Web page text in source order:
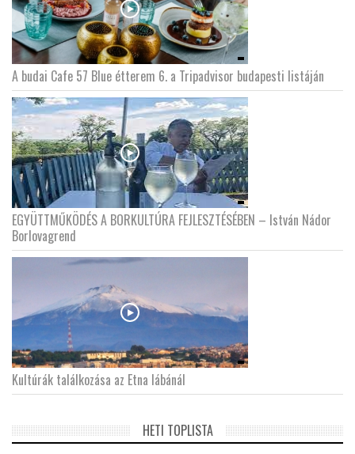
A budai Cafe 57 Blue étterem 6. a Tripadvisor budapesti listáján
EGYÜTTMŰKÖDÉS A BORKULTÚRA FEJLESZTÉSÉBEN – István Nádor
Borlovagrend
Kultúrák találkozása az Etna lábánál
HETI TOPLISTA